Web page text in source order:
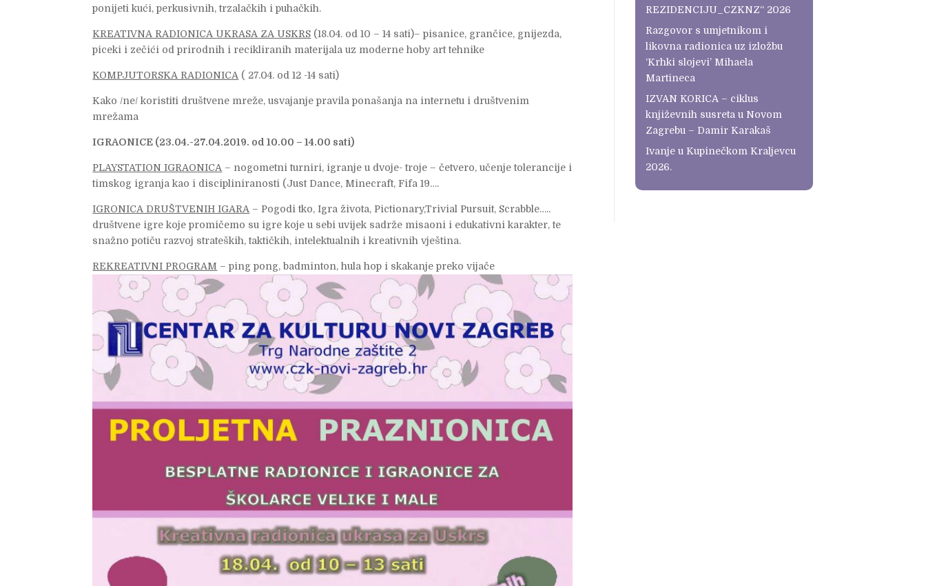
ponijeti kući, perkusivnih, trzalačkih i puhačkih.
KREATIVNA RADIONICA UKRASA ZA USKRS (18.04. od 10 – 14 sati)– pisanice, grančice, gnijezda,
piceki i zečići od prirodnih i recikliranih materijala uz moderne hoby art tehnike
KOMPJUTORSKA RADIONICA ( 27.04. od 12 -14 sati)
Kako /ne/ koristiti društvene mreže, usvajanje pravila ponašanja na internetu i društvenim
mrežama
IGRAONICE (23.04.-27.04.2019. od 10.00 – 14.00 sati)
PLAYSTATION IGRAONICA – nogometni turniri, igranje u dvoje- troje – četvero, učenje tolerancije i
timskog igranja kao i discipliniranosti (Just Dance, Minecraft, Fifa 19….
IGRONICA DRUŠTVENIH IGARA – Pogodi tko, Igra života, Pictionary,Trivial Pursuit, Scrabble…..
društvene igre koje promičemo su igre koje u sebi uvijek sadrže misaoni i edukativni karakter, te
snažno potiču razvoj strateških, taktičkih, intelektualnih i kreativnih vještina.
REKREATIVNI PROGRAM – ping pong, badminton, hula hop i skakanje preko vijače
REZIDENCIJU_CZKNZ“ 2026
Razgovor s umjetnikom i
likovna radionica uz izložbu
‘Krhki slojevi’ Mihaela
Martineca
IZVAN KORICA – ciklus
književnih susreta u Novom
Zagrebu – Damir Karakaš
Ivanje u Kupinečkom Kraljevcu
2026.